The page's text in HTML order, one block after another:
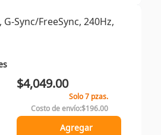
Sync/FreeSync, 240Hz,
$4,049.00
Costo de envío:$196.00
Solo 7 pzas.
Agregar